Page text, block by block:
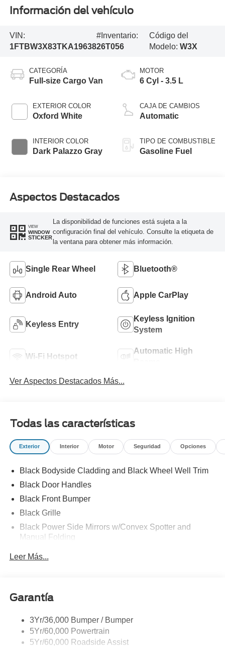
Información del vehículo
VIN:
1FTBW3X83TKA19638
#Inventario:
26T056
Código del
Modelo:W3X
CATEGORÍA
Full-size Cargo Van
EXTERIOR COLOR
Oxford White
INTERIOR COLOR
Dark Palazzo Gray
MOTOR
6 Cyl - 3.5 L
CAJA DE CAMBIOS
Automatic
TIPO DE COMBUSTIBLE
Gasoline Fuel
Aspectos Destacados
VIEW
WINDOW
STICKER
La disponibilidad de funciones está sujeta a la
configuración final del vehículo. Consulte la etiqueta de
la ventana para obtener más información.
Single Rear Wheel Bluetooth®
Android Auto Apple CarPlay
Keyless Entry
Keyless Ignition
System
Wi-Fi Hotspot
Automatic High
Ver Aspectos Destacados Más...
Todas las características
Exterior Interior Motor Seguridad Opciones
Black Bodyside Cladding and Black Wheel Well Trim
Black Door Handles
Black Front Bumper
Black Grille
Black Power Side Mirrors w/Convex Spotter and
Manual Folding
Black Rear Bumper w/1 Tow Hook
Halogen Auto High-Beam Headlamps w/Delay-Off
Fully Galvanized Steel Panels
Headlights-Automatic Highbeams
Leer Más...
Garantía
3Yr/36,000 Bumper / Bumper
5Yr/60,000 Powertrain
5Yr/60,000 Roadside Assist